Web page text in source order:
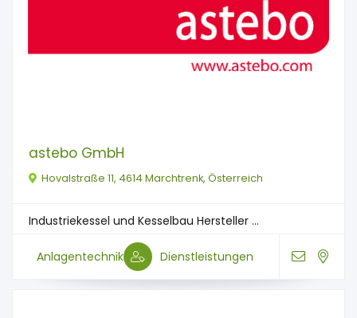
astebo GmbH
Hovalstraße 11, 4614 Marchtrenk, Österreich
Industriekessel und Kesselbau Hersteller ...
Anlagentechnik Dienstleistungen